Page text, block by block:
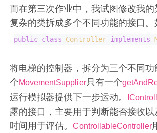
而在第三次作业中，我试图修改我
复杂的类拆成多个不同功能的接口。
public class Controller implements
将电梯的控制器，拆分为三个不同功
个MovementSupplier只有一个
运行模拟器提供下一步运动。
露的接口，主要用于判断能否接收
时间用于评估。ControllableController